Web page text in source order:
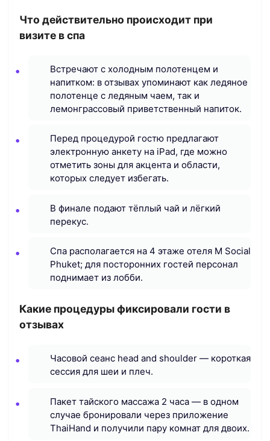
Что действительно происходит при
визите в спа
Встречают с холодным полотенцем и
напитком: в отзывах упоминают как ледяное
полотенце с ледяным чаем, так и
лемонграссовый приветственный напиток.
Перед процедурой гостю предлагают
электронную анкету на iPad, где можно
отметить зоны для акцента и области,
которых следует избегать.
В финале подают тёплый чай и лёгкий
перекус.
Спа располагается на 4 этаже отеля M Social
Phuket; для посторонних гостей персонал
поднимает из лобби.
Какие процедуры фиксировали гости в
отзывах
Часовой сеанс head and shoulder — короткая
сессия для шеи и плеч.
Пакет тайского массажа 2 часа — в одном
случае бронировали через приложение
ThaiHand и получили пару комнат для двоих.